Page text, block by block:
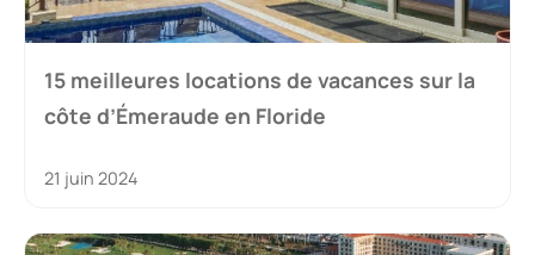
15 meilleures locations de vacances sur la
côte d’Émeraude en Floride
21 juin 2024